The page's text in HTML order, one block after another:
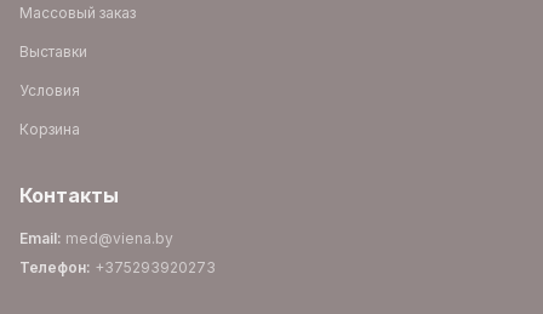
Массовый заказ
Выставки
Условия
Корзина
Контакты
Email: med@viena.by
Телефон: +375293920273